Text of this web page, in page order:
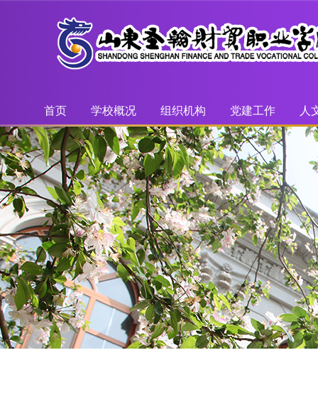
首页 学校概况 组织机构 党建工作 人